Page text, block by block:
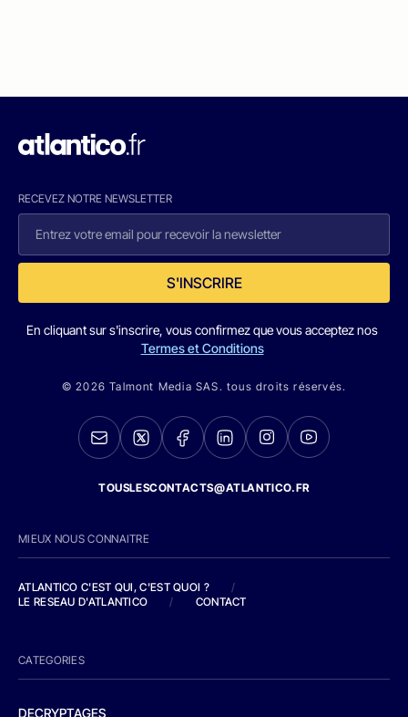
RECEVEZ NOTRE NEWSLETTER
S'INSCRIRE
En cliquant sur s'inscrire, vous confirmez que vous acceptez nos
Termes et Conditions
© 2026 Talmont Media SAS. tous droits réservés.
TOUSLESCONTACTS@ATLANTICO.FR
MIEUX NOUS CONNAITRE
ATLANTICO C'EST QUI, C'EST QUOI ?
/
LE RESEAU D'ATLANTICO
/ CONTACT
CATEGORIES
DECRYPTAGES